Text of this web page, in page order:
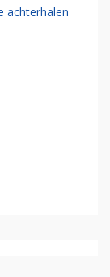
achterhalen